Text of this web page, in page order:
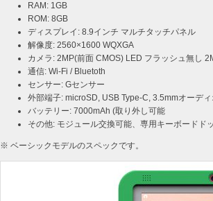
RAM: 1GB
ROM: 8GB
ディスプレイ: 8.9インチ マルチタッチパネル
解像度: 2560×1600 WQXGA
カメラ: 2MP(前面 CMOS) LED フラッシュ無し
通信: Wi-Fi / Bluetoth
センサー: Gセンサー
外部端子: microSD, USB Type-C, 3.5mmオーディ
バッテリー: 7000mAh (取り外し可能
その他: モジュール交換可能、専用キーボードド
※ ベーシックモデルのスペックです。